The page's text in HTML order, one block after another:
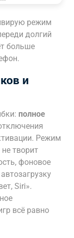
режим
долгий
больше
и
полное
Режим
творит
фоновое
Siri».
всё равно